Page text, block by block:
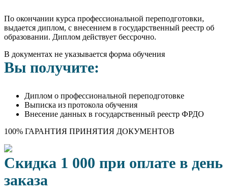
По окончании курса профессиональной переподготовки,
выдается диплом, с внесением в государственный реестр об
образовании. Диплом действует бессрочно.
В документах не указывается форма обучения
Вы получите:
Диплом о профессиональной переподготовке
Выписка из протокола обучения
Внесение данных в государственный реестр ФРДО
100% ГАРАНТИЯ ПРИНЯТИЯ ДОКУМЕНТОВ
Скидка 1 000 при оплате в день
заказа